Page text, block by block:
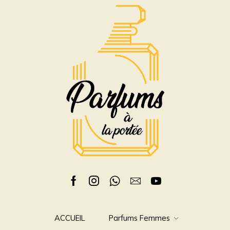
Facebook
Instagram
Whatsapp
EmailYoutube
ACCUEIL Parfums Femmes